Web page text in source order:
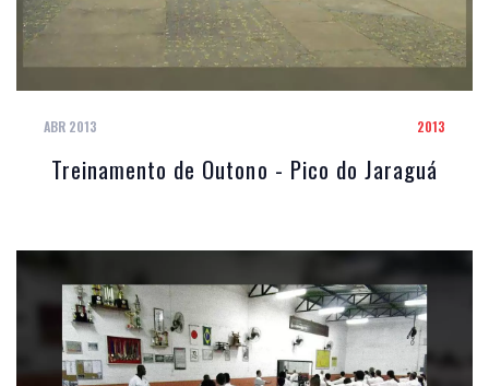
ABR 2013 2013
Treinamento de Outono - Pico do Jaraguá